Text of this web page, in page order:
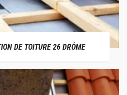
DE TOITURE 26 DRÔME